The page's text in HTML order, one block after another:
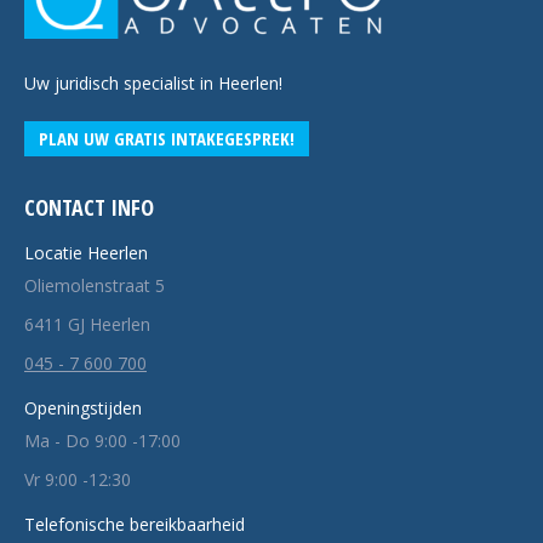
Uw juridisch specialist in Heerlen!
PLAN UW GRATIS INTAKEGESPREK!
CONTACT INFO
Locatie Heerlen
Oliemolenstraat 5
6411 GJ Heerlen
045 - 7 600 700
Openingstijden
Ma - Do 9:00 -17:00
Vr 9:00 -12:30
Telefonische bereikbaarheid